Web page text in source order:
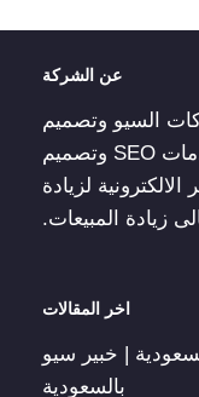
عن الشركة
السيو وتصميم
المواقع فى مصر, تقدم الشركة خدمات SEO وتصميم
لزيادة
زيادة المبيعات.
اخر المقالات
| خبير سيو
بالسعودية